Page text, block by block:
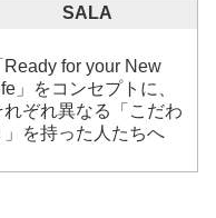
SALA
Ready for your New
」をコンセプトに、
れぞれ異なる「こだわ
」を持った人たちへ